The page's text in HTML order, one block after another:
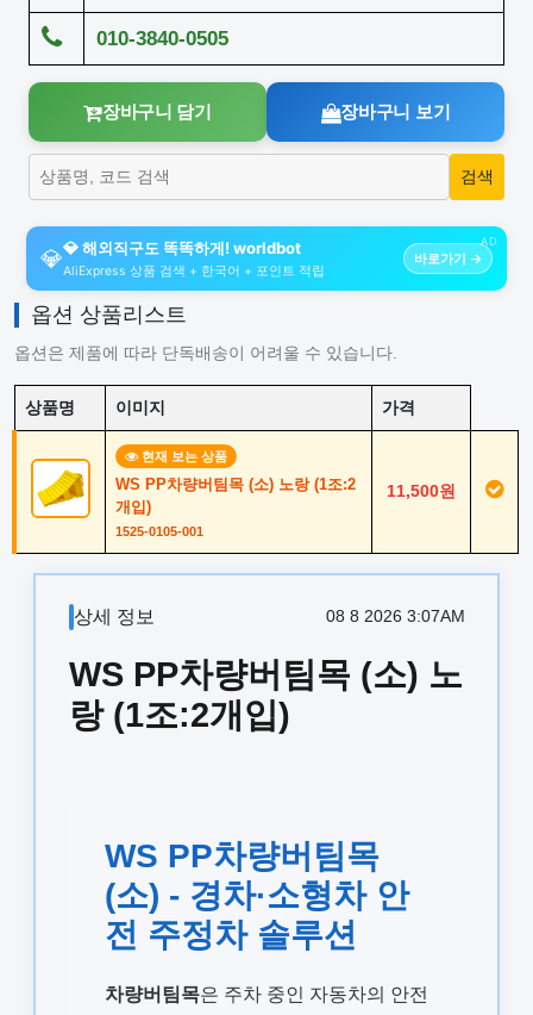
010-3840-0505
장바구니 담기 장바구니 보기
AD
💎💎 해외직구도 똑똑하게! worldbot
AliExpress 상품 검색 + 한국어 + 포인트 적립
바로가기 →
옵션 상품리스트
옵션은 제품에 따라 단독배송이 어려울 수 있습니다.
상품명 이미지 가격
현재 보는 상품
WS PP차량버팀목 (소) 노랑 (1조:2
개입)
1525-0105-001
11,500원
상세 정보 08 8 2026 3:07AM
WS PP차량버팀목 (소) 노
랑 (1조:2개입)
WS PP차량버팀목
(소) - 경차·소형차 안
전 주정차 솔루션
차량버팀목은 주차 중인 자동차의 안전